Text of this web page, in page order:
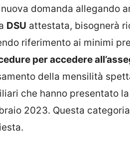
domanda allegando
DSU attestata, bisognerà
riferimento ai minimi
per accedere
della mensilità
che hanno presentato
2023. Questa